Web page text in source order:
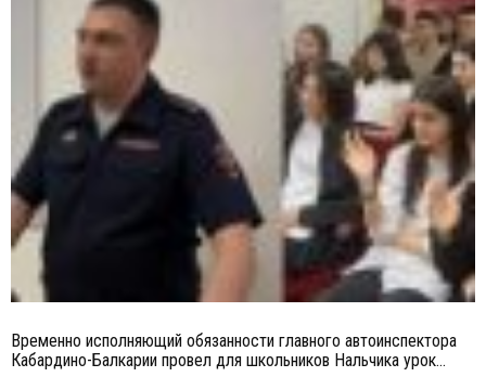
Временно исполняющий обязанности главного автоинспектора
Кабардино-Балкарии провел для школьников Нальчика урок...